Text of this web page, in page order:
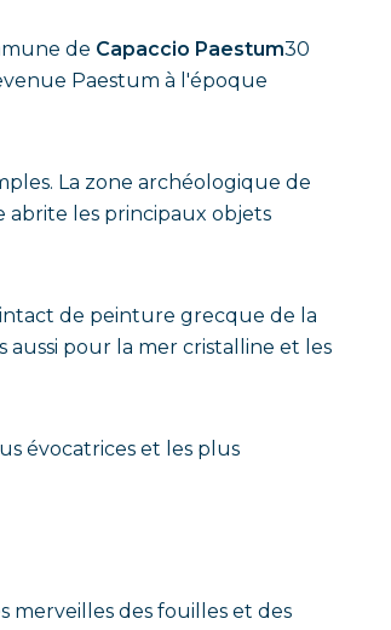
de Capaccio Paestum30
Paestum à l'époque
La zone archéologique de
abrite les principaux objets
de peinture grecque de la
pour la mer cristalline et les
évocatrices et les plus
merveilles des fouilles et des